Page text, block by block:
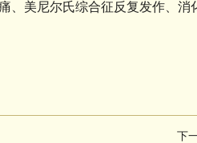
、美尼尔氏综合征反复发作、消
下